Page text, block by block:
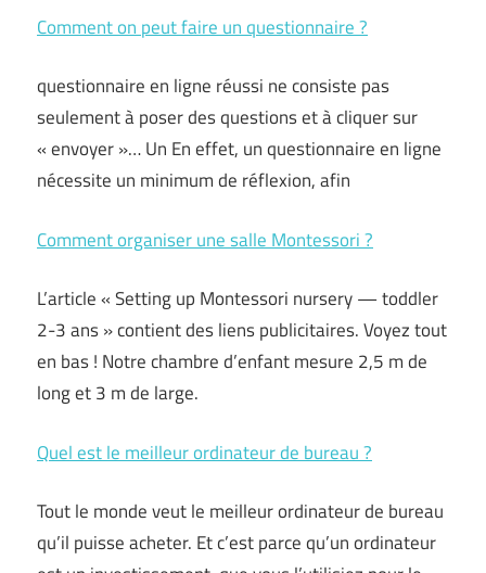
Comment on peut faire un questionnaire ?
questionnaire en ligne réussi ne consiste pas
seulement à poser des questions et à cliquer sur
« envoyer »… Un En effet, un questionnaire en ligne
nécessite un minimum de réflexion, afin
Comment organiser une salle Montessori ?
L’article « Setting up Montessori nursery — toddler
2-3 ans » contient des liens publicitaires. Voyez tout
en bas ! Notre chambre d’enfant mesure 2,5 m de
long et 3 m de large.
Quel est le meilleur ordinateur de bureau ?
Tout le monde veut le meilleur ordinateur de bureau
qu’il puisse acheter. Et c’est parce qu’un ordinateur